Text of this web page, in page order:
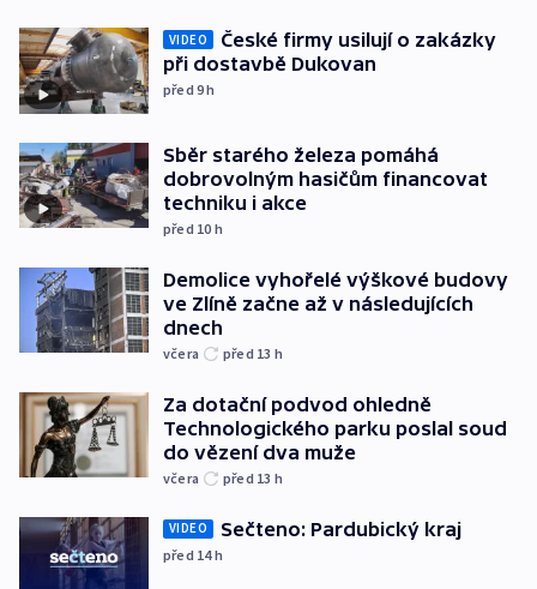
VIDEO
České firmy usilují o zakázky
při dostavbě Dukovan
před 9h
Sběr starého železa pomáhá
dobrovolným hasičům financovat
techniku i akce
před 10 h
Demolice vyhořelé výškové budovy
ve Zlíně začne až v následujících
dnech
včera před 13 h
Za dotační podvod ohledně
Technologického parku poslal soud
do vězení dva muže
včera před 13 h
VIDEO Sečteno: Pardubický kraj
před 14h